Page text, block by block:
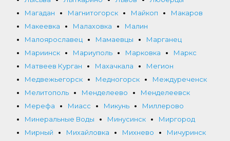
Магадан
Магнитогорск Майкоп
Макаров
Макеевка
Малаховка
Малин
Малоярославец
Мамаевцы
Марганец
Мариинск
Мариуполь Марковка
Маркс
Матвеев Курган
Махачкала
Мегион
Медвежьегорск
Медногорск
Междуреченск
Мелитополь
Менделеево
Менделеевск
Мерефа
Миасс Микунь
Миллерово
Минеральные Воды
Минусинск
Миргород
Мирный
Михайловка Михнево
Мичуринск